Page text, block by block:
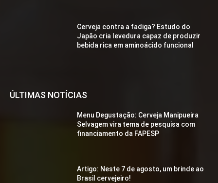
Cerveja contra a fadiga? Estudo do
Japão cria levedura capaz de produzir
bebida rica em aminoácido funcional
ÚLTIMAS NOTÍCIAS
Menu Degustação: Cerveja Manipueira
Selvagem vira tema de pesquisa com
financiamento da FAPESP
Artigo: Neste 7 de agosto, um brinde ao
Brasil cervejeiro!